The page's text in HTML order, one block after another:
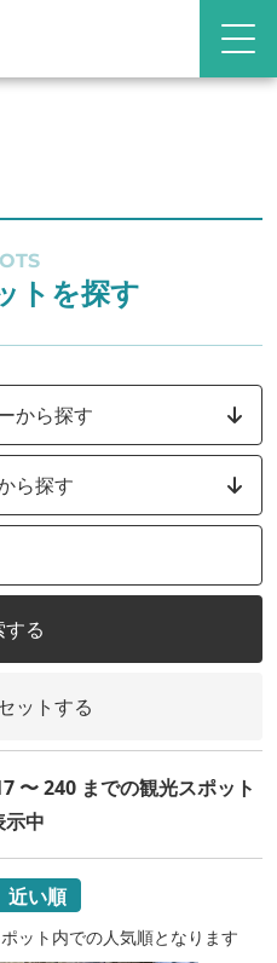
トを探す
から探す
ら探す
る
ットする
〜 240 までの観光スポット
示中
近い順
ット内での人気順となります